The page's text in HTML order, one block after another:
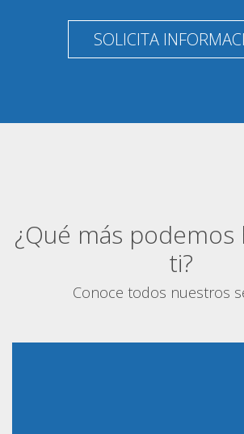
SOLICITA
¿Qué más
ti?
Conoce todos nuestros